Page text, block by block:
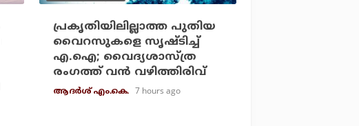
പ്രകൃതിയിലില്ലാത്ത പുതിയ
വൈറസുകളെ സൃഷ്ടിച്ച്
എ.ഐ; വൈദ്യശാസ്ത്ര
രംഗത്ത് വന്‍ വഴിത്തിരിവ്
ആദർശ് എം.കെ. 7 hours ago